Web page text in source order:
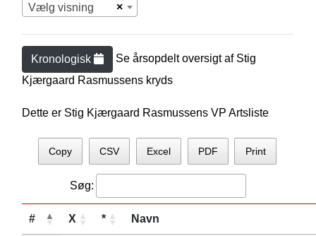
×
Vælg visning
Kronologisk Se årsopdelt oversigt af Stig
Kjærgaard Rasmussens kryds
Dette er Stig Kjærgaard Rasmussens VP Artsliste
Copy CSV Excel PDF Print
Søg:
# X * Navn